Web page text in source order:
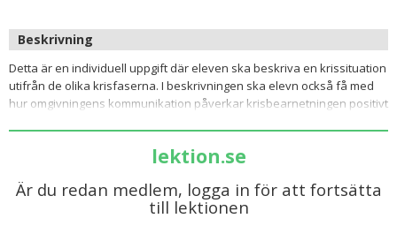
Beskrivning
Detta är en individuell uppgift där eleven ska beskriva en krissituation
utifrån de olika krisfaserna. I beskrivningen ska elevn också få med
hur omgivningens kommunikation påverkar krisbearnetningen positivt
lektion.se
Är du redan medlem, logga in för att fortsätta
till lektionen